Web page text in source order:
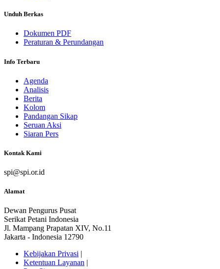
Unduh Berkas
Dokumen PDF
Peraturan & Perundangan
Info Terbaru
Agenda
Analisis
Berita
Kolom
Pandangan Sikap
Seruan Aksi
Siaran Pers
Kontak Kami
spi@spi.or.id
Alamat
Dewan Pengurus Pusat
Serikat Petani Indonesia
Jl. Mampang Prapatan XIV, No.11
Jakarta - Indonesia 12790
Kebijakan Privasi |
Ketentuan Layanan |